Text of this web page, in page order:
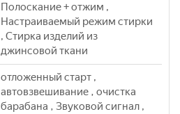
Полоскание + отжим ,
Настраиваемый режим стирки
, Стирка изделий из
джинсовой ткани
отложенный старт ,
автовзвешивание , очистка
барабана , Звуковой сигнал ,